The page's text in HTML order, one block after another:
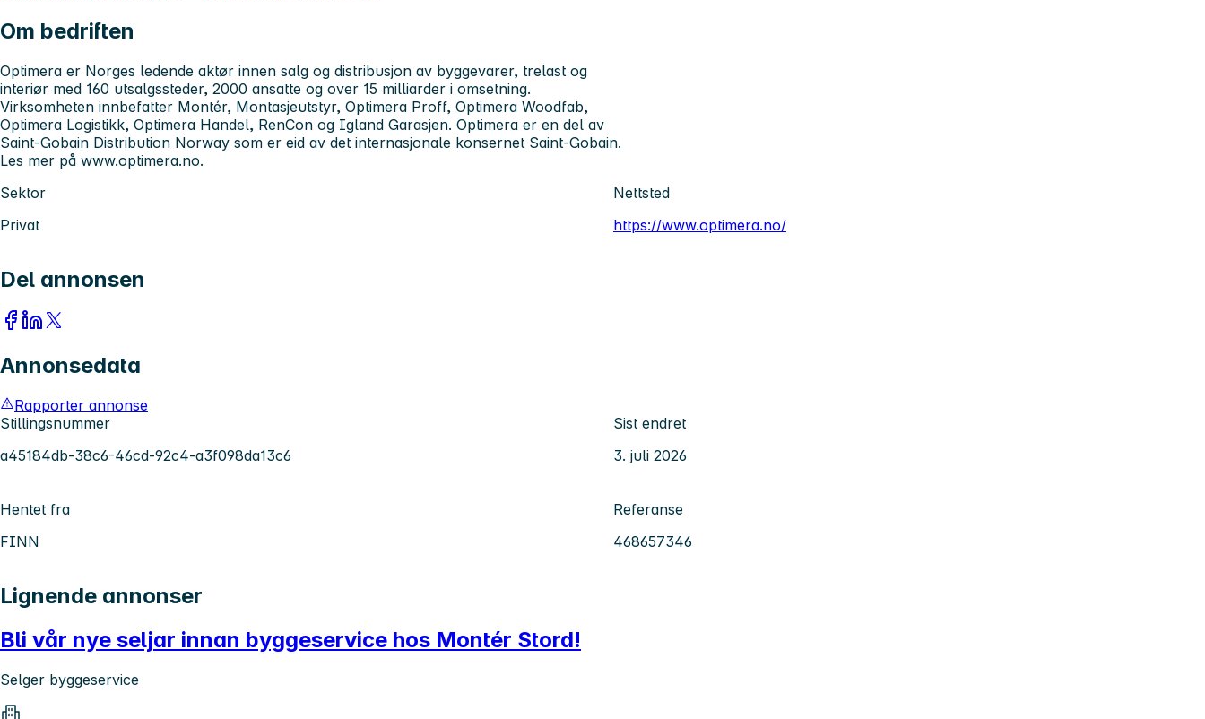
Om bedriften
Optimera er Norges ledende aktør innen salg og distribusjon av byggevarer, trelast og
interiør med 160 utsalgssteder, 2000 ansatte og over 15 milliarder i omsetning.
Virksomheten innbefatter Montér, Montasjeutstyr, Optimera Proff, Optimera Woodfab,
Optimera Logistikk, Optimera Handel, RenCon og Igland Garasjen. Optimera er en del av
Saint-Gobain Distribution Norway som er eid av det internasjonale konsernet Saint-Gobain.
Les mer på www.optimera.no.
Sektor
Privat
Nettsted
https://www.optimera.no/
Del annonsen
Annonsedata
Rapporter annonse
Stillingsnummer
a45184db-38c6-46cd-92c4-a3f098da13c6
Sist endret
3. juli 2026
Hentet fra
FINN
Referanse
468657346
Lignende annonser
Bli vår nye seljar innan byggeservice hos Montér Stord!
Selger byggeservice